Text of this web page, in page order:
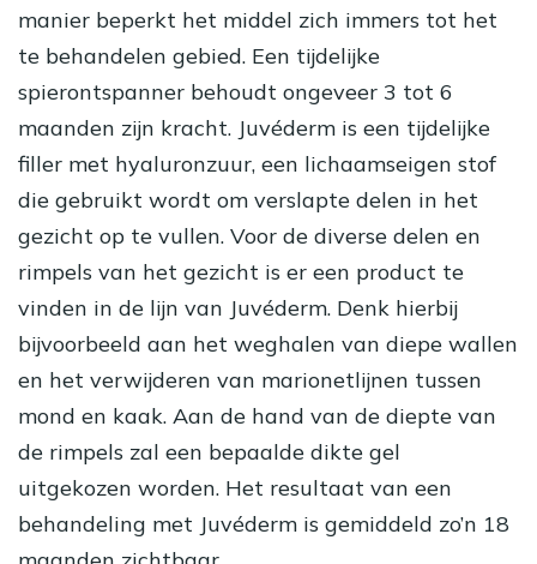
manier beperkt het middel zich immers tot het
te behandelen gebied. Een tijdelijke
spierontspanner behoudt ongeveer 3 tot 6
maanden zijn kracht. Juvéderm is een tijdelijke
filler met hyaluronzuur, een lichaamseigen stof
die gebruikt wordt om verslapte delen in het
gezicht op te vullen. Voor de diverse delen en
rimpels van het gezicht is er een product te
vinden in de lijn van Juvéderm. Denk hierbij
bijvoorbeeld aan het weghalen van diepe wallen
en het verwijderen van marionetlijnen tussen
mond en kaak. Aan de hand van de diepte van
de rimpels zal een bepaalde dikte gel
uitgekozen worden. Het resultaat van een
behandeling met Juvéderm is gemiddeld zo’n 18